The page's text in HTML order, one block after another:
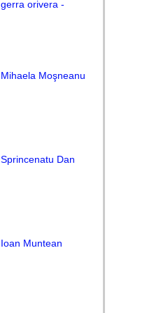
gerra orivera -
Mihaela Moşneanu
Sprincenatu Dan
Ioan Muntean